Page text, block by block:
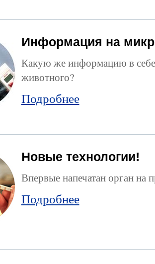
Информация на
Какую же информацию в
животного?
Подробнее
Новые технологии!
Впервые напечатан орган на
Подробнее